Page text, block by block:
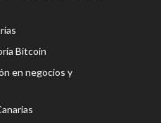
Bitcoin
en negocios y